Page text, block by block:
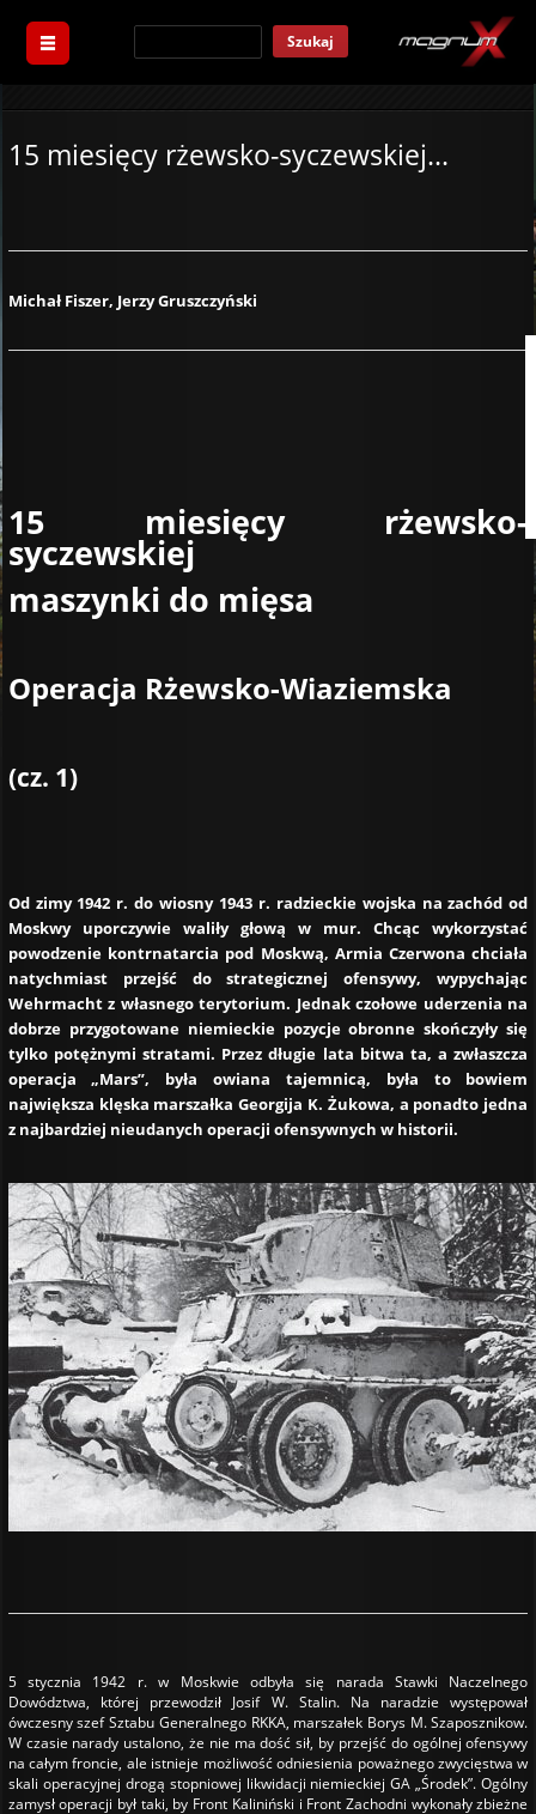
Szukaj
15 miesięcy rżewsko-syczewskiej...
Michał Fiszer, Jerzy Gruszczyński
15 miesięcy rżewsko-
syczewskiej
maszynki do mięsa
Operacja Rżewsko-Wiaziemska
(cz. 1)
Od zimy 1942 r. do wiosny 1943 r. radzieckie wojska na zachód od
Moskwy uporczywie waliły głową w mur. Chcąc wykorzystać
powodzenie kontrnatarcia pod Moskwą, Armia Czerwona chciała
natychmiast przejść do strategicznej ofensywy, wypychając
Wehrmacht z własnego terytorium. Jednak czołowe uderzenia na
dobrze przygotowane niemieckie pozycje obronne skończyły się
tylko potężnymi stratami. Przez długie lata bitwa ta, a zwłaszcza
operacja „Mars”, była owiana tajemnicą, była to bowiem
największa klęska marszałka Georgija K. Żukowa, a ponadto jedna
z najbardziej nieudanych operacji ofensywnych w historii.
5 stycznia 1942 r. w Moskwie odbyła się narada Stawki Naczelnego
Dowództwa, której przewodził Josif W. Stalin. Na naradzie występował
ówczesny szef Sztabu Generalnego RKKA, marszałek Borys M. Szaposznikow.
W czasie narady ustalono, że nie ma dość sił, by przejść do ogólnej ofensywy
na całym froncie, ale istnieje możliwość odniesienia poważnego zwycięstwa w
skali operacyjnej drogą stopniowej likwidacji niemieckiej GA „Środek”. Ogólny
zamysł operacji był taki, by Front Kaliniński i Front Zachodni wykonały zbieżne